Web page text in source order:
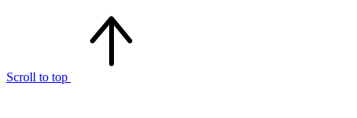
Scroll to top